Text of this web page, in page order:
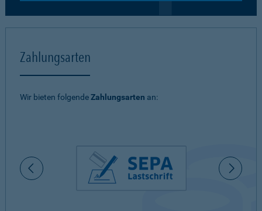
Zahlungsarten
Wir bieten folgendeZahlungsarten an: